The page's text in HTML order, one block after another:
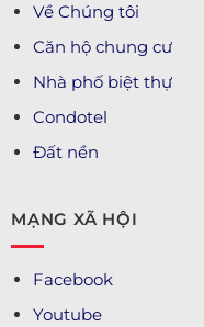
Về Chúng tôi
Căn hộ chung cư
Nhà phố biệt thự
Condotel
Đất nền
MẠNG XÃ HỘI
Facebook
Youtube